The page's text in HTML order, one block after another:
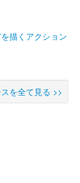
描くアクション
を全て見る >>